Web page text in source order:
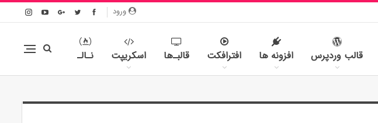
ورود
قالب وردپرس افزونه ها افترافکت قالبـ‌ها اسکریپت نـالـ